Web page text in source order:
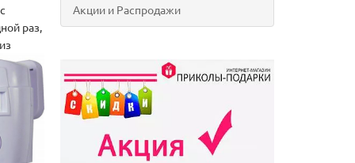
раз,
Акции и Распродажи